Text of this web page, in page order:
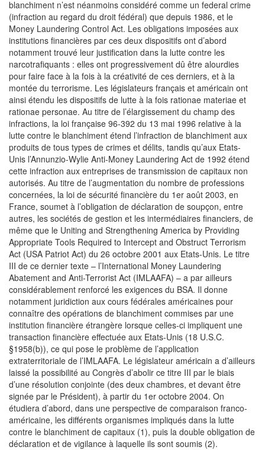
blanchiment n’est néanmoins considéré comme un federal crime
(infraction au regard du droit fédéral) que depuis 1986, et le
Money Laundering Control Act. Les obligations imposées aux
institutions financières par ces deux dispositifs ont d’abord
notamment trouvé leur justification dans la lutte contre les
narcotrafiquants : elles ont progressivement dû être alourdies
pour faire face à la fois à la créativité de ces derniers, et à la
montée du terrorisme. Les législateurs français et américain ont
ainsi étendu les dispositifs de lutte à la fois rationae materiae et
rationae personae. Au titre de l’élargissement du champ des
infractions, la loi française 96-392 du 13 mai 1996 relative à la
lutte contre le blanchiment étend l’infraction de blanchiment aux
produits de tous types de crimes et délits, tandis qu’aux Etats-
Unis l’Annunzio-Wylie Anti-Money Laundering Act de 1992 étend
cette infraction aux entreprises de transmission de capitaux non
autorisés. Au titre de l’augmentation du nombre de professions
concernées, la loi de sécurité financière du 1er août 2003, en
France, soumet à l’obligation de déclaration de soupçon, entre
autres, les sociétés de gestion et les intermédiaires financiers, de
même que le Uniting and Strengthening America by Providing
Appropriate Tools Required to Intercept and Obstruct Terrorism
Act (USA Patriot Act) du 26 octobre 2001 aux Etats-Unis. Le titre
III de ce dernier texte – l’International Money Laundering
Abatement and Anti-Terrorist Act (IMLAAFA) – a par ailleurs
considérablement renforcé les exigences du BSA. Il donne
notamment juridiction aux cours fédérales américaines pour
connaître des opérations de blanchiment commises par une
institution financière étrangère lorsque celles-ci impliquent une
transaction financière effectuée aux Etats-Unis (18 U.S.C.
§1958(b)), ce qui pose le problème de l’application
extraterritoriale de l’IMLAAFA. Le législateur américain a d’ailleurs
laissé la possibilité au Congrès d’abolir ce titre III par le biais
d’une résolution conjointe (des deux chambres, et devant être
signée par le Président), à partir du 1er octobre 2004. On
étudiera d’abord, dans une perspective de comparaison franco-
américaine, les différents organismes impliqués dans la lutte
contre le blanchiment de capitaux (1), puis la double obligation de
déclaration et de vigilance à laquelle ils sont soumis (2).